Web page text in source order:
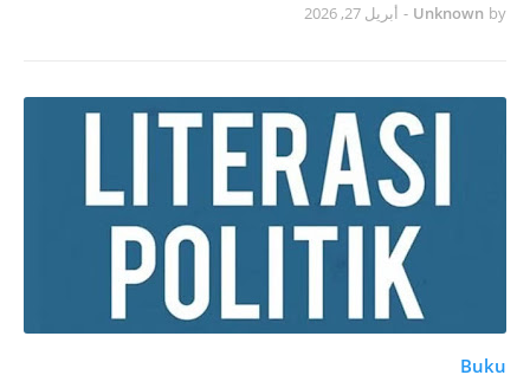
by
Unknown
- أبريل 27, 2026
Buku